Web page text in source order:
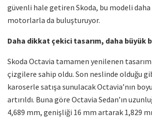
güvenli hale getiren Skoda, bu modeli daha
motorlarla da buluşturuyor.
Daha dikkat çekici tasarım, daha büyük
Skoda Octavia tamamen yenilenen
çizgilere sahip oldu. Son neslinde olduğu
karoserle satışa sunulacak Octavia’nın
artırıldı. Buna göre Octavia Sedan’ın
4,689 mm, genişliği 16 mm artarak 1,829